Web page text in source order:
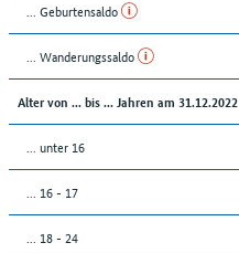
... Geburtensaldo
... Wanderungssaldo
Alter von ... bis ... Jahren am 31.12.2022
... unter 16
... 16 - 17
... 18 - 24